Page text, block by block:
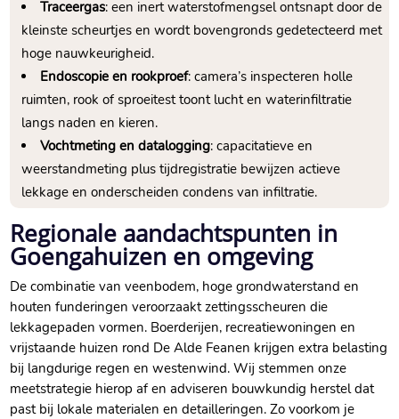
Traceergas: een inert waterstofmengsel ontsnapt door de
kleinste scheurtjes en wordt bovengronds gedetecteerd met
hoge nauwkeurigheid.​
Endoscopie en rookproef: camera’s inspecteren holle
ruimten, rook of sproeitest toont lucht en waterinfiltratie
langs naden en kieren.​
Vochtmeting en datalogging: capacitatieve en
weerstandmeting plus tijdregistratie bewijzen actieve
lekkage en onderscheiden condens van infiltratie.​
Regionale aandachtspunten in
Goengahuizen en omgeving
De combinatie van veenbodem, hoge grondwaterstand en
houten funderingen veroorzaakt zettingsscheuren die
lekkagepaden vormen.​ Boerderijen, recreatiewoningen en
vrijstaande huizen rond De Alde Feanen krijgen extra belasting
bij langdurige regen en westenwind.​ Wij stemmen onze
meetstrategie hierop af en adviseren bouwkundig herstel dat
past bij lokale materialen en detailleringen.​ Zo voorkom je